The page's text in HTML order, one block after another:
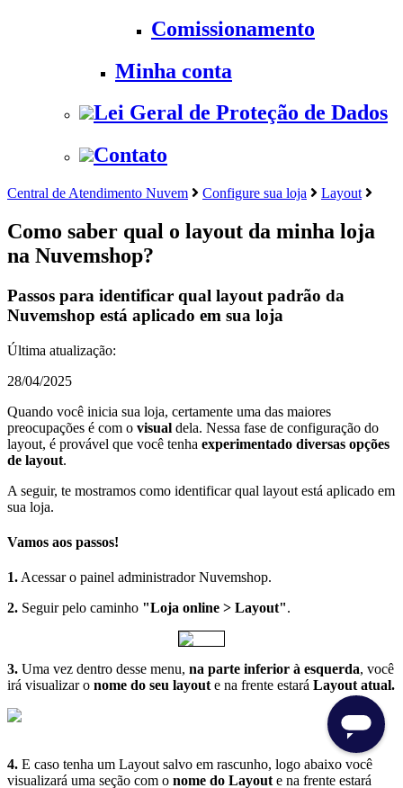
Comissionamento
Minha conta
Lei Geral de Proteção de Dados
Contato
Central de Atendimento Nuvem Configure sua loja Layout
Como saber qual o layout da minha loja
na Nuvemshop?
Passos para identificar qual layout padrão da
Nuvemshop está aplicado em sua loja
Última atualização:
28/04/2025
Quando você inicia sua loja, certamente uma das maiores
preocupações é com o visual dela. Nessa fase de configuração do
layout, é provável que você tenha experimentado diversas opções
de layout.
A seguir, te mostramos como identificar qual layout está aplicado em
sua loja.
Vamos aos passos!
1. Acessar o painel administrador Nuvemshop.
2. Seguir pelo caminho "Loja online > Layout".
3. Uma vez dentro desse menu, na parte inferior à esquerda, você
irá visualizar o nome do seu layout e na frente estará Layout atual.
4. E caso tenha um Layout salvo em rascunho, logo abaixo você
visualizará uma seção com o nome do Layout e na frente estará